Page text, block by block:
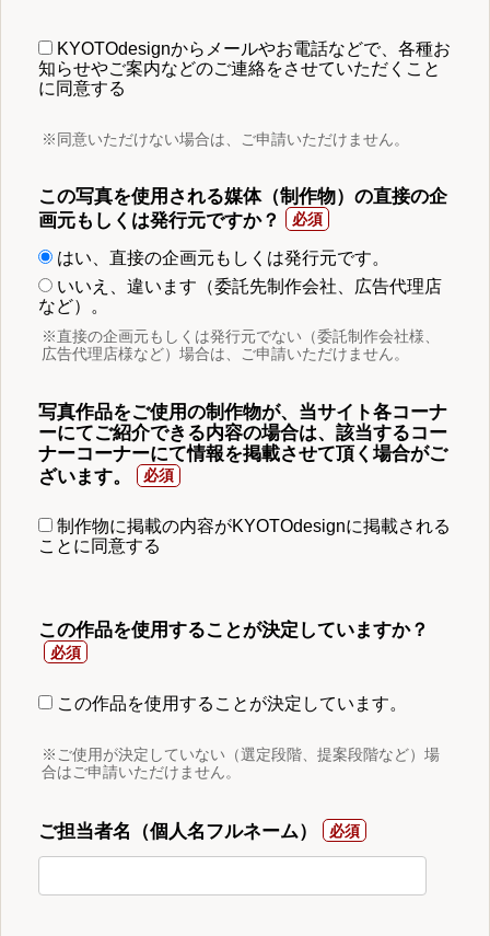
KYOTOdesignからメールやお電話などで、各種お
知らせやご案内などのご連絡をさせていただくこと
に同意する
※同意いただけない場合は、ご申請いただけません。
この写真を使用される媒体（制作物）の直接の企
画元もしくは発行元ですか？
はい、直接の企画元もしくは発行元です。
いいえ、違います（委託先制作会社、広告代理店
など）。
※直接の企画元もしくは発行元でない（委託制作会社様、
広告代理店様など）場合は、ご申請いただけません。
写真作品をご使用の制作物が、当サイト各コーナ
ーにてご紹介できる内容の場合は、該当するコー
ナーコーナーにて情報を掲載させて頂く場合がご
ざいます。
制作物に掲載の内容がKYOTOdesignに掲載される
ことに同意する
この作品を使用することが決定していますか？
この作品を使用することが決定しています。
※ご使用が決定していない（選定段階、提案段階など）場
合はご申請いただけません。
ご担当者名（個人名フルネーム）